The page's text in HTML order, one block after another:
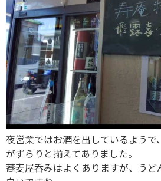
夜営業ではお酒を出しているよう
がずらりと揃えてありました。
蕎麦屋呑みはよくありますが、う